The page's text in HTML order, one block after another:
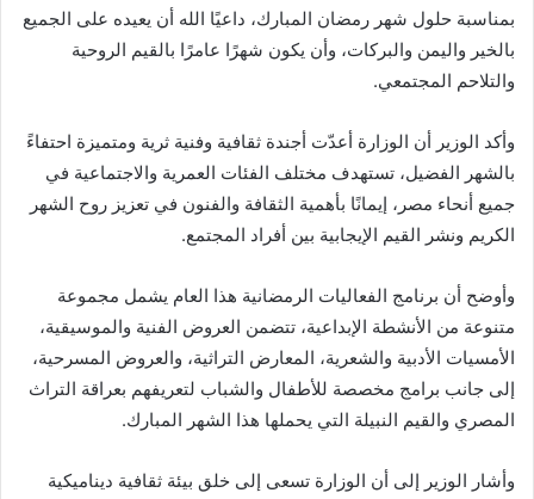
بمناسبة حلول شهر رمضان المبارك، داعيًا الله أن يعيده على الجميع
بالخير واليمن والبركات، وأن يكون شهرًا عامرًا بالقيم الروحية
والتلاحم المجتمعي.
وأكد الوزير أن الوزارة أعدّت أجندة ثقافية وفنية ثرية ومتميزة احتفاءً
بالشهر الفضيل، تستهدف مختلف الفئات العمرية والاجتماعية في
جميع أنحاء مصر، إيمانًا بأهمية الثقافة والفنون في تعزيز روح الشهر
الكريم ونشر القيم الإيجابية بين أفراد المجتمع.
وأوضح أن برنامج الفعاليات الرمضانية هذا العام يشمل مجموعة
متنوعة من الأنشطة الإبداعية، تتضمن العروض الفنية والموسيقية،
الأمسيات الأدبية والشعرية، المعارض التراثية، والعروض المسرحية،
إلى جانب برامج مخصصة للأطفال والشباب لتعريفهم بعراقة التراث
المصري والقيم النبيلة التي يحملها هذا الشهر المبارك.
وأشار الوزير إلى أن الوزارة تسعى إلى خلق بيئة ثقافية ديناميكية